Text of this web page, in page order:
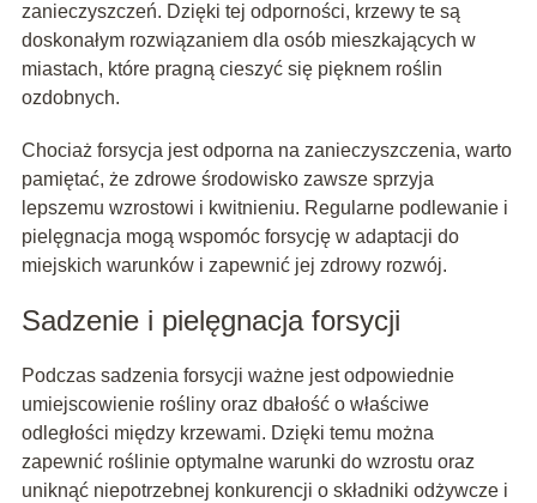
zanieczyszczeń. Dzięki tej odporności, krzewy te są
doskonałym rozwiązaniem dla osób mieszkających w
miastach, które pragną cieszyć się pięknem roślin
ozdobnych.
Chociaż forsycja jest odporna na zanieczyszczenia, warto
pamiętać, że zdrowe środowisko zawsze sprzyja
lepszemu wzrostowi i kwitnieniu. Regularne podlewanie i
pielęgnacja mogą wspomóc forsycję w adaptacji do
miejskich warunków i zapewnić jej zdrowy rozwój.
Sadzenie i pielęgnacja forsycji
Podczas sadzenia forsycji ważne jest odpowiednie
umiejscowienie rośliny oraz dbałość o właściwe
odległości między krzewami. Dzięki temu można
zapewnić roślinie optymalne warunki do wzrostu oraz
uniknąć niepotrzebnej konkurencji o składniki odżywcze i